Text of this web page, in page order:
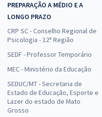
ou 12x de
ALEAM - Assembleia
PREPARAÇÃO A MÉDIO E A
LONGO PRAZO
CRP SC - Conselho Regional de
Psicologia - 12ª Região
SEDF - Professor Temporário
MEC - Ministério da Educação
SEDUC/MT - Secretaria de
Estado de Educação, Esporte e
Lazer do estado de Mato
Grosso